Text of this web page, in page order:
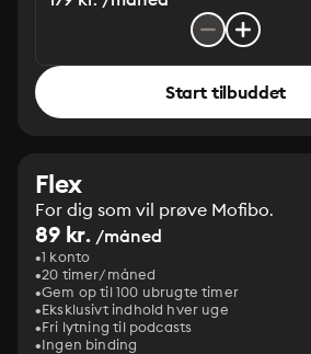
Start tilbuddet
Flex
For dig som vil prøve Mofibo.
89 kr. /måned
1 konto
20 timer/måned
Gem op til 100 ubrugte timer
Eksklusivt indhold hver uge
Fri lytning til podcasts
Ingen binding